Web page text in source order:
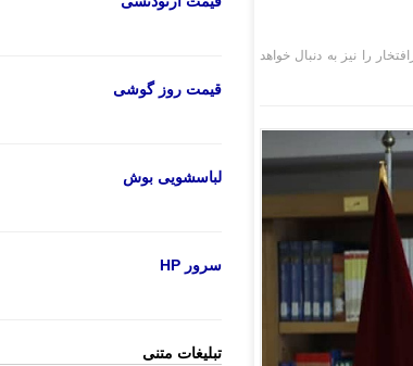
را نیز به دنبال خواهد
قیمت روز گوشی
لباسشویی بوش
سرور HP
تبلیغات متنی